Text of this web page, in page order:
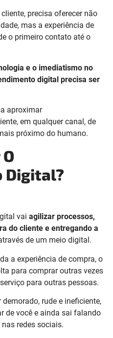
precisa oferecer não
mas a experiência de
o primeiro contato até o
e o imediatismo no
digital precisa ser
aproximar
em qualquer canal, de
próximo do humano.
Digital?
vai agilizar processos,
do cliente e entregando a
de um meio digital.
a experiência de compra, o
para comprar outras vezes
para outras pessoas.
rude e ineficiente,
de você e ainda sai falando
redes sociais.